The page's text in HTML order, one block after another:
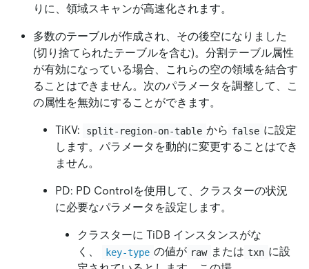
りに、領域スキャンが高速化されます。
多数のテーブルが作成され、その後空になりました
(切り捨てられたテーブルを含む)。分割テーブル属性
が有効になっている場合、これらの空の領域を結合す
ることはできません。次のパラメータを調整して、こ
の属性を無効にすることができます。
TiKV: split-region-on-table から false に設定
します。パラメータを動的に変更することはでき
ません。
PD: PD Controlを使用して、クラスターの状況
に必要なパラメータを設定します。
クラスターに TiDB インスタンスがな
く、
key-type の値が raw または txn に設